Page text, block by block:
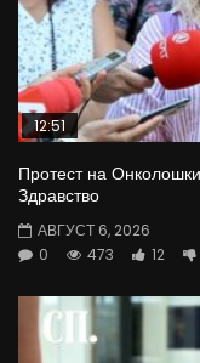
12:51
Протест на
Здравство
АВГУСТ 6, 2026
0
473 12